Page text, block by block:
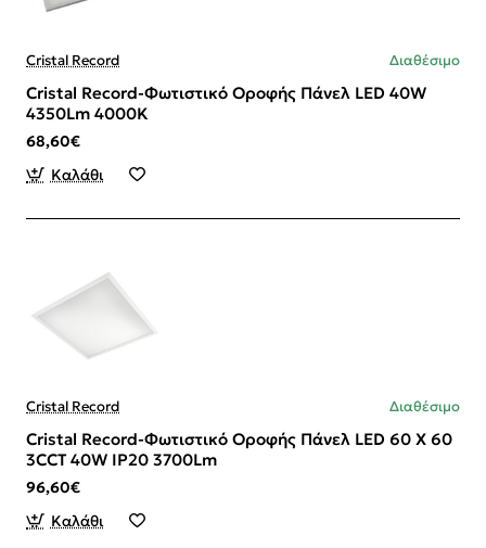
Cristal Record Διαθέσιμο
Cristal Record-Φωτιστικό Οροφής Πάνελ LED 40W
4350Lm 4000K
68,60€
Καλάθι
Cristal Record Διαθέσιμο
Cristal Record-Φωτιστικό Οροφής Πάνελ LED 60 X 60
3CCT 40W IP20 3700Lm
96,60€
Καλάθι